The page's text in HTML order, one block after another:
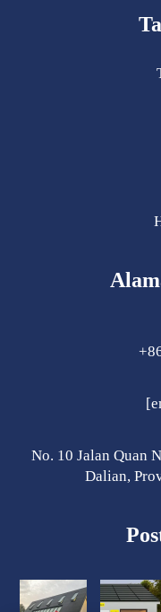
No. 10 Jalan Quan
Dalian,